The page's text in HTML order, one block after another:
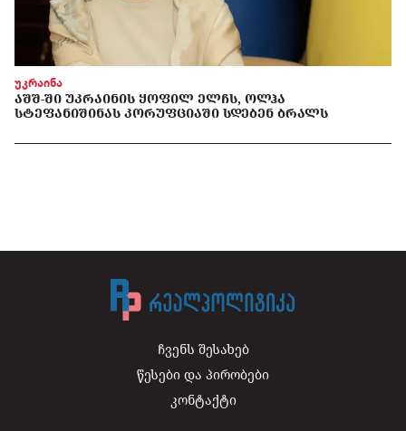
უკრაინა
ᲐᲨᲨ-ᲨᲘ ᲣᲙᲠᲐᲘᲜᲘᲡ ᲧᲝᲤᲘᲚ ᲔᲚᲩᲡ, ᲝᲚᲰᲐ
ᲡᲢᲔᲤᲐᲜᲘᲨᲘᲜᲐᲡ ᲙᲝᲠᲣᲤᲪᲘᲐᲨᲘ ᲡᲓᲔᲑᲔᲜ ᲑᲠᲐᲚᲡ
ჩვენს შესახებ
წესები და პირობები
კონტაქტი